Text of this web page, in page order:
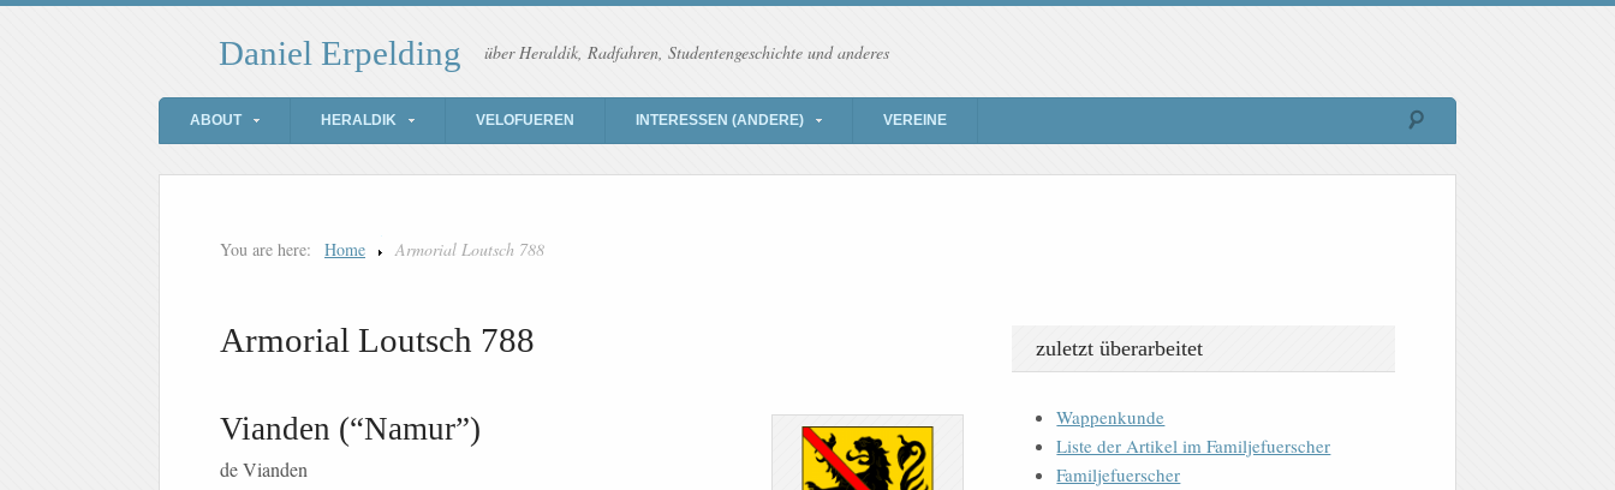
Daniel Erpelding über Heraldik, Radfahren, Studentengeschichte und anderes
ABOUT HERALDIK VELOFUEREN INTERESSEN (ANDERE) VEREINE
You are here: Home Armorial Loutsch 788
Armorial Loutsch 788
Vianden (“Namur”)
de Vianden
zuletzt überarbeitet
Wappenkunde
Liste der Artikel im Familjefuerscher
Familjefuerscher